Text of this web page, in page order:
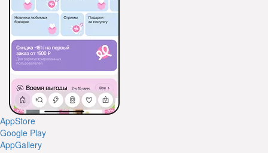
AppStore
Google Play
AppGallery